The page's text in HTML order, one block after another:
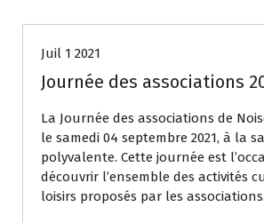
Juil 1 2021
Journée des associations
La Journée des associations de
le samedi 04 septembre 2021, à la
polyvalente. Cette journée est
découvrir l’ensemble des activités
loisirs proposés par les associations.